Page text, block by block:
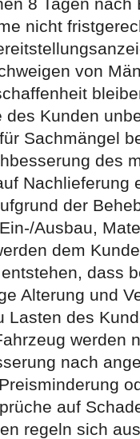
nicht
von
des Kunden
Sachmängel
des
Nachlieferung
der
Ausbau,
dem
dass
Alterung und
Lasten des
werden
nach
auf
regeln sich